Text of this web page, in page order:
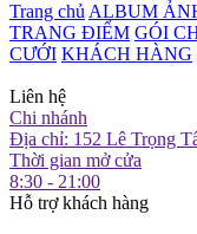
Trang chủ ALBUM
TRANG ĐIỂM GÓI
CƯỚI KHÁCH HÀNG
Liên hệ
Chi nhánh
Địa chỉ: 152 Lê Trọng
Thời gian mở cửa
8:30 - 21:00
Hỗ trợ khách hàng